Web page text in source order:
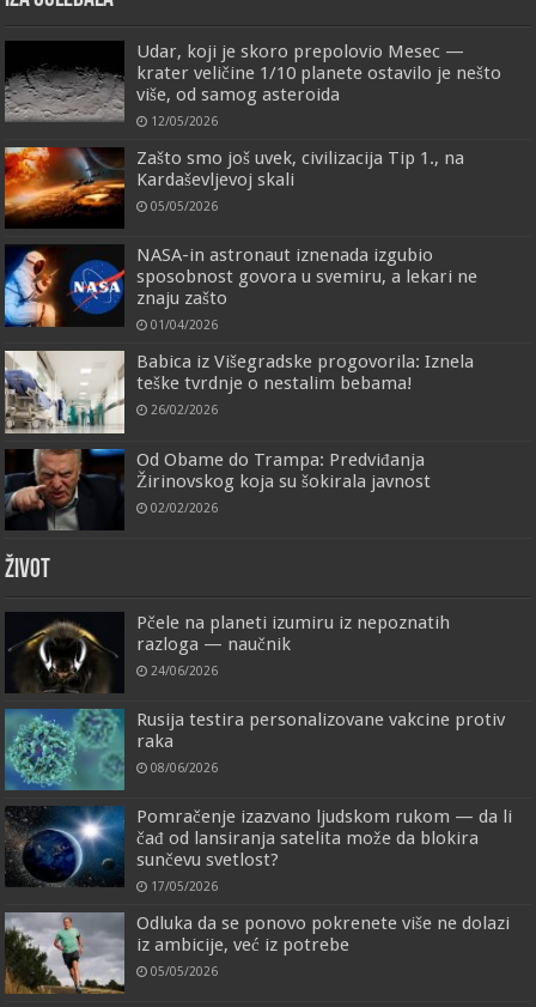
Udar, koji je skoro prepolovio Mesec —
krater veličine 1/10 planete ostavilo je nešto
više, od samog asteroida
12/05/2026
Zašto smo još uvek, civilizacija Tip 1., na
Kardaševljevoj skali
05/05/2026
NASA-in astronaut iznenada izgubio
sposobnost govora u svemiru, a lekari ne
znaju zašto
01/04/2026
Babica iz Višegradske progovorila: Iznela
teške tvrdnje o nestalim bebama!
26/02/2026
Od Obame do Trampa: Predviđanja
Žirinovskog koja su šokirala javnost
02/02/2026
ŽIVOT
Pčele na planeti izumiru iz nepoznatih
razloga — naučnik
24/06/2026
Rusija testira personalizovane vakcine protiv
raka
08/06/2026
Pomračenje izazvano ljudskom rukom — da li
čađ od lansiranja satelita može da blokira
sunčevu svetlost?
17/05/2026
Odluka da se ponovo pokrenete više ne dolazi
iz ambicije, već iz potrebe
05/05/2026